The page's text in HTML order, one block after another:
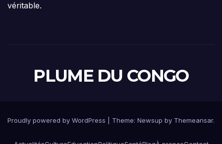
véritable.
PLUME DU CONGO
Proudly powered by WordPress Theme: Newsup by Themeansar.